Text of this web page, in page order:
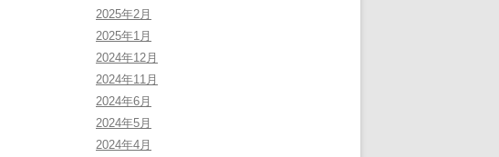
2025年2月
2025年1月
2024年12月
2024年11月
2024年6月
2024年5月
2024年4月